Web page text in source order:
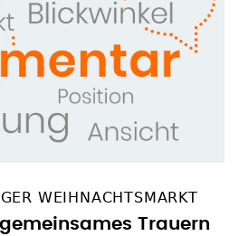
WEIHNACHTSMARKT
Trauern